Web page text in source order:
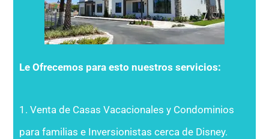
Le Ofrecemos para esto nuestros servicios:
1. Venta de Casas Vacacionales y Condominios
para familias e Inversionistas cerca de Disney.